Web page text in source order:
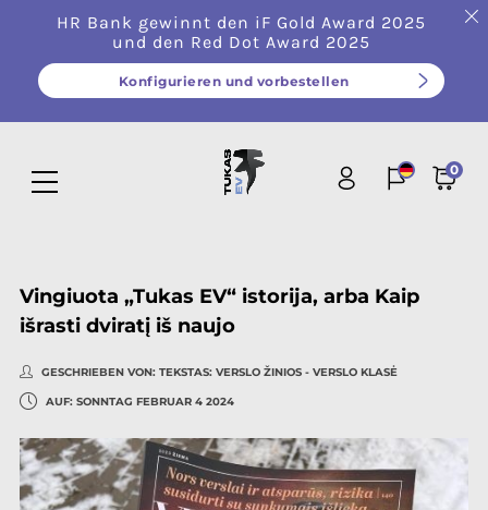
HR Bank gewinnt den iF Gold Award 2025
und den Red Dot Award 2025
Konfigurieren und vorbestellen
0
Vingiuota „Tukas EV“ istorija, arba Kaip
išrasti dviratį iš naujo
GESCHRIEBEN VON: TEKSTAS: VERSLO ŽINIOS - VERSLO KLASĖ
AUF: SONNTAG FEBRUAR 4 2024